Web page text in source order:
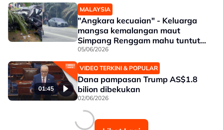
MALAYSIA
"Angkara kecuaian" - Keluarga
mangsa kemalangan maut
Simpang Renggam mahu tuntut
pampasan
05/06/2026
01:45
VIDEO TERKINI & POPULAR
Dana pampasan Trump AS$1.8
bilion dibekukan
02/06/2026